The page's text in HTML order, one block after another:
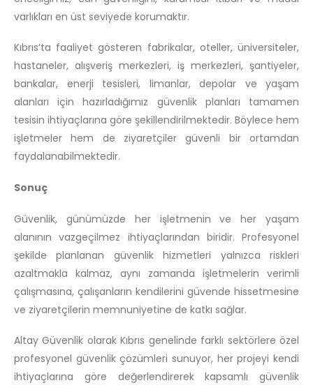
varlıkları en üst seviyede korumaktır.
Kıbrıs’ta faaliyet gösteren fabrikalar, oteller, üniversiteler,
hastaneler, alışveriş merkezleri, iş merkezleri, şantiyeler,
bankalar, enerji tesisleri, limanlar, depolar ve yaşam
alanları için hazırladığımız güvenlik planları tamamen
tesisin ihtiyaçlarına göre şekillendirilmektedir. Böylece hem
işletmeler hem de ziyaretçiler güvenli bir ortamdan
faydalanabilmektedir.
Sonuç
Güvenlik, günümüzde her işletmenin ve her yaşam
alanının vazgeçilmez ihtiyaçlarından biridir. Profesyonel
şekilde planlanan güvenlik hizmetleri yalnızca riskleri
azaltmakla kalmaz, aynı zamanda işletmelerin verimli
çalışmasına, çalışanların kendilerini güvende hissetmesine
ve ziyaretçilerin memnuniyetine de katkı sağlar.
Altay Güvenlik olarak Kıbrıs genelinde farklı sektörlere özel
profesyonel güvenlik çözümleri sunuyor, her projeyi kendi
ihtiyaçlarına göre değerlendirerek kapsamlı güvenlik